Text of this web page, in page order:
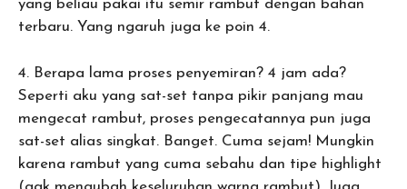
yang beliau pakai itu semir rambut dengan bahan
terbaru. Yang ngaruh juga ke poin 4.
4. Berapa lama proses penyemiran? 4 jam ada?
Seperti aku yang sat-set tanpa pikir panjang mau
mengecat rambut, proses pengecatannya pun juga
sat-set alias singkat. Banget. Cuma sejam! Mungkin
karena rambut yang cuma sebahu dan tipe highlight